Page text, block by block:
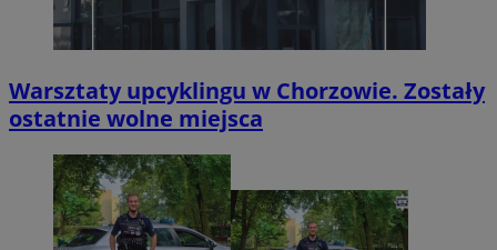
Warsztaty upcyklingu w Chorzowie. Zostały
ostatnie wolne miejsca